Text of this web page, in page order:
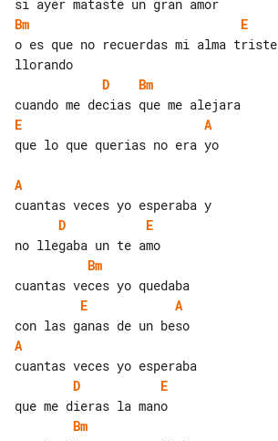
Bm
E
o es que no recuerdas mi alma triste
D
Bm
E
A
que lo que querias no era yo
A
D
E
Bm
E
A
A
D
E
Bm